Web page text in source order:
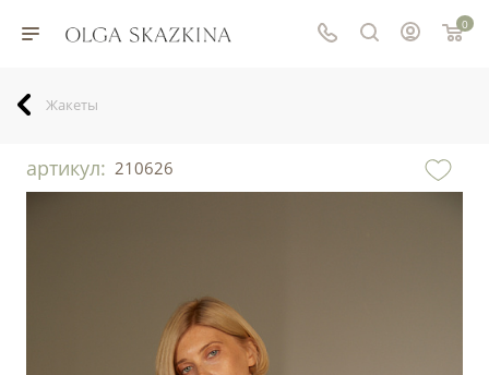
0
Жакеты
артикул: 210626